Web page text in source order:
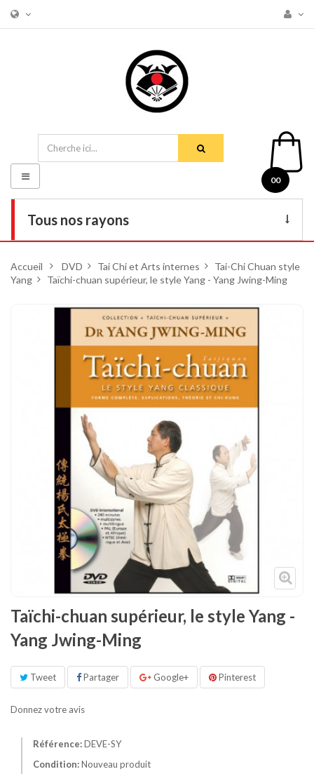
00
Tous nos rayons
DVD
Armes
Tenues
Chaussures
Protections
Cible de frappe
Condition physique
Accessoires
Tatamis
Décoration
Voir plus
Basculer
la
navigation
Accueil > DVD > Tai Chi et Arts internes > Tai-Chi Chuan style
Yang > Taïchi-chuan supérieur, le style Yang - Yang Jwing-Ming
Taïchi-chuan supérieur, le style Yang -
Yang Jwing-Ming
Tweet Partager Google+ Pinterest
Donnez votre avis
Référence:DEVE-SY
Condition:Nouveau produit